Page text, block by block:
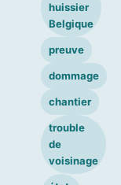
huissier
Belgique
preuve
dommage
chantier
trouble
de
voisinage